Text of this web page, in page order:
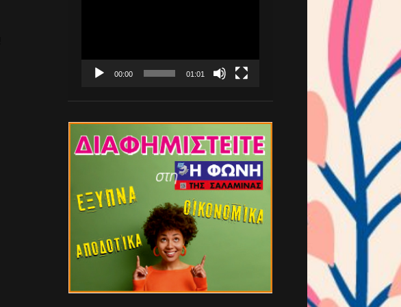
00:00 01:01